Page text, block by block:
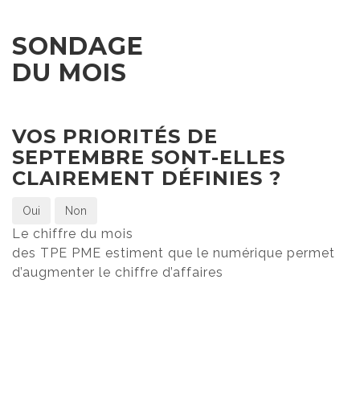
SONDAGE
DU MOIS
VOS PRIORITÉS DE
SEPTEMBRE SONT-ELLES
CLAIREMENT DÉFINIES ?
Oui Non
Le chiffre du mois
des TPE PME estiment que le numérique permet
d’augmenter le chiffre d’affaires